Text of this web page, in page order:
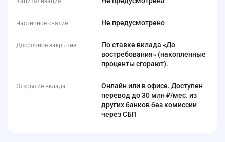
Частичное снятие Не предусмотрено
Досрочное закрытие
По ставке вклада «До
востребования» (накопленные
проценты сгорают).
Открытие вклада
Онлайн или в офисе. Доступен
перевод до 30 млн ₽/мес. из
других банков без комиссии
через СБП